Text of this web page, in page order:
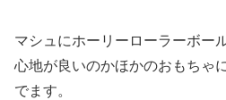
マシュにホーリーローラーボー
心地が良いのかほかのおもちゃ
でます。